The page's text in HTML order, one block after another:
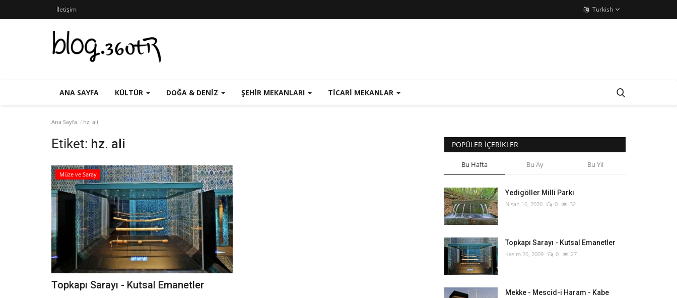
İletişim Turkish
ANA SAYFA KÜLTÜR DOĞA & DENIZ ŞEHIR MEKANLARI TICARI MEKANLAR
Ana Sayfa hz. ali
Etiket: hz. ali
Müze ve Saray
Topkapı Sarayı - Kutsal Emanetler
POPÜLER İÇERIKLER
Bu Hafta Bu Ay Bu Yıl
Yedigöller Milli Parkı
Nisan 16, 2020 0 32
Topkapı Sarayı - Kutsal Emanetler
Kasım 26, 2009 0 27
Mekke - Mescid-i Haram - Kabe